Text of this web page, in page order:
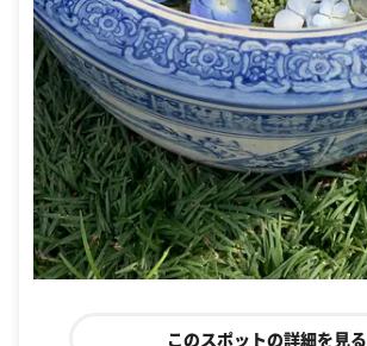
このスポットの詳細を見る